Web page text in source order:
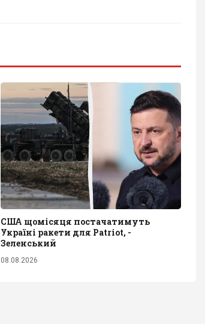
США щомісяця постачатимуть
Україні ракети для Patriot, -
Зеленський
08.08.2026